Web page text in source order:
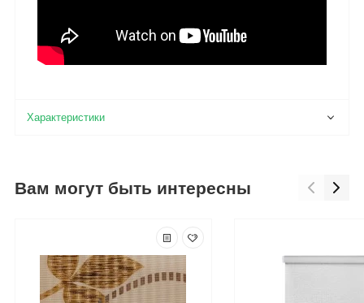
Вам могут быть интересны